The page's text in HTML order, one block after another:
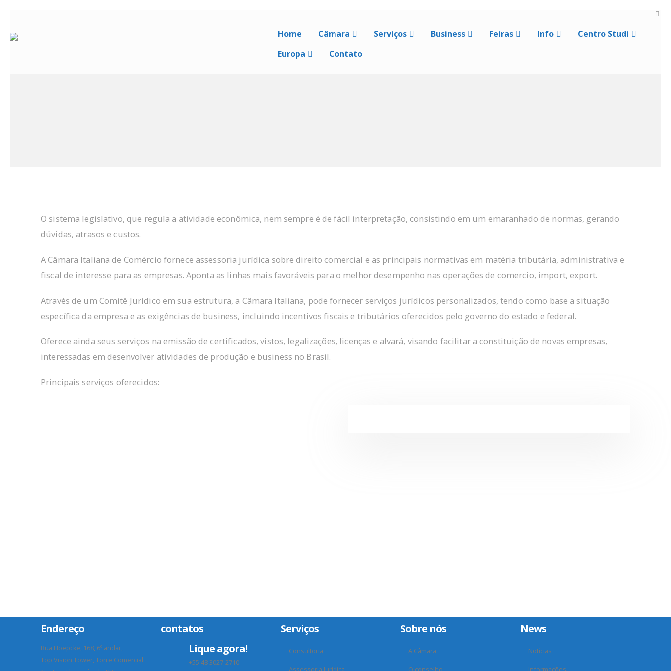
Home Câmara Serviços Business Feiras Info
Centro Studi
Europa
Contato
O sistema legislativo, que regula a atividade econômica, nem sempre é de fácil interpretação, consistindo em um emaranhado de normas, gerando
dúvidas, atrasos e custos.
A Câmara Italiana de Comércio fornece assessoria jurídica sobre direito comercial e as principais normativas em matéria tributária, administrativa e
fiscal de interesse para as empresas. Aponta as linhas mais favoráveis para o melhor desempenho nas operações de comercio, import, export.
Através de um Comitê Jurídico em sua estrutura, a Câmara Italiana, pode fornecer serviços jurídicos personalizados, tendo como base a situação
específica da empresa e as exigências de business, incluindo incentivos fiscais e tributários oferecidos pelo governo do estado e federal.
Oferece ainda seus serviços na emissão de certificados, vistos, legalizações, licenças e alvará, visando facilitar a constituição de novas empresas,
interessadas em desenvolver atividades de produção e business no Brasil.
Principais serviços oferecidos:
Endereço
Rua Hoepcke, 168, 6º andar,
Top Vision Tower, Torre Comercial
contatos
Lique agora!
+55 48 3027-2710
Serviços
Consultoria
Assessoria Jurídica
Sobre nós
A Câmara
O conselho
News
Notícias
Informações